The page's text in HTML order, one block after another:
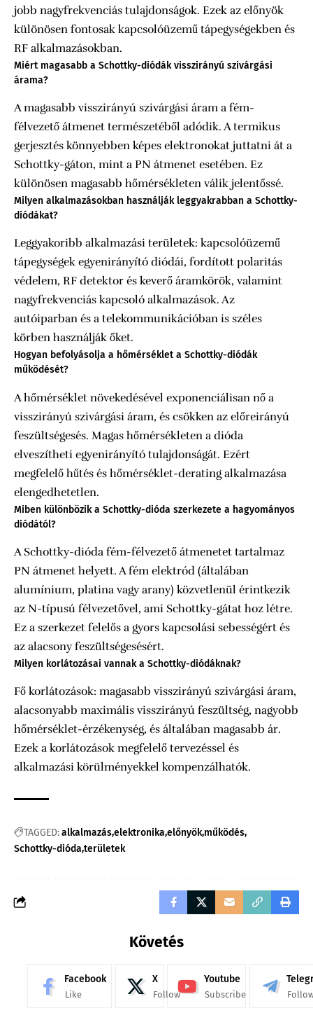
jobb nagyfrekvenciás tulajdonságok. Ezek az előnyök
különösen fontosak kapcsolóüzemű tápegységekben és
RF alkalmazásokban.
Miért magasabb a Schottky-diódák visszirányú szivárgási
árama?
A magasabb visszirányú szivárgási áram a fém-
félvezető átmenet természetéből adódik. A termikus
gerjesztés könnyebben képes elektronokat juttatni át a
Schottky-gáton, mint a PN átmenet esetében. Ez
különösen magasabb hőmérsékleten válik jelentőssé.
Milyen alkalmazásokban használják leggyakrabban a Schottky-
diódákat?
Leggyakoribb alkalmazási területek: kapcsolóüzemű
tápegységek egyenirányító diódái, fordított polaritás
védelem, RF detektor és keverő áramkörök, valamint
nagyfrekvenciás kapcsoló alkalmazások. Az
autóiparban és a telekommunikációban is széles
körben használják őket.
Hogyan befolyásolja a hőmérséklet a Schottky-diódák
működését?
A hőmérséklet növekedésével exponenciálisan nő a
visszirányú szivárgási áram, és csökken az előreirányú
feszültségesés. Magas hőmérsékleten a dióda
elveszítheti egyenirányító tulajdonságát. Ezért
megfelelő hűtés és hőmérséklet-derating alkalmazása
elengedhetetlen.
Miben különbözik a Schottky-dióda szerkezete a hagyományos
diódától?
A Schottky-dióda fém-félvezető átmenetet tartalmaz
PN átmenet helyett. A fém elektród (általában
alumínium, platina vagy arany) közvetlenül érintkezik
az N-típusú félvezetővel, ami Schottky-gátat hoz létre.
Ez a szerkezet felelős a gyors kapcsolási sebességért és
az alacsony feszültségesésért.
Milyen korlátozásai vannak a Schottky-diódáknak?
Fő korlátozások: magasabb visszirányú szivárgási áram,
alacsonyabb maximális visszirányú feszültség, nagyobb
hőmérséklet-érzékenység, és általában magasabb ár.
Ezek a korlátozások megfelelő tervezéssel és
alkalmazási körülményekkel kompenzálhatók.
TAGGED:alkalmazáselektronika előnyök működés
Schottky-dióda területek
Követés
Facebook
Like
X
Follow
Youtube
Subscribe